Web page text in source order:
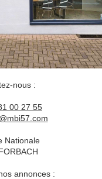
nous :
00 27 55
Nationale
annonces :